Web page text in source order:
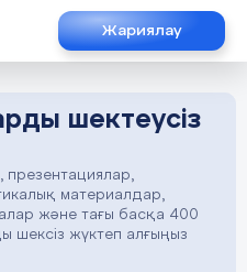
Жариялау
шектеусіз
материалдар,
және тағы басқа 400
шексіз жүктеп алғыңыз